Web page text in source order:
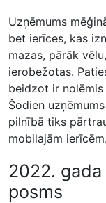
Uzņēmums
bet ierīces, kas
mazas, pārāk
ierobežotas.
beidzot ir
Šodien
pilnībā tiks
mobilajām ierīcēm.
2022.
posms